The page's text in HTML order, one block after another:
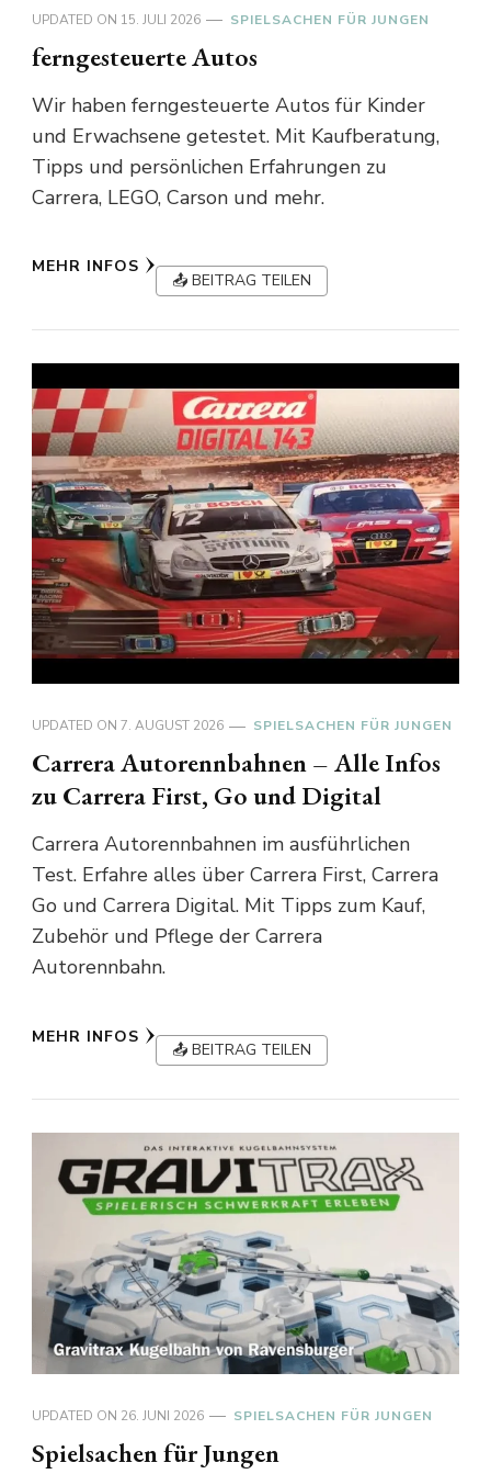
UPDATED ON 15. JULI 2026 SPIELSACHEN FÜR JUNGEN
ferngesteuerte Autos
Wir haben ferngesteuerte Autos für Kinder
und Erwachsene getestet. Mit Kaufberatung,
Tipps und persönlichen Erfahrungen zu
Carrera, LEGO, Carson und mehr.
MEHR INFOS
📤 BEITRAG TEILEN
UPDATED ON 7. AUGUST 2026 SPIELSACHEN FÜR JUNGEN
Carrera Autorennbahnen – Alle Infos
zu Carrera First, Go und Digital
Carrera Autorennbahnen im ausführlichen
Test. Erfahre alles über Carrera First, Carrera
Go und Carrera Digital. Mit Tipps zum Kauf,
Zubehör und Pflege der Carrera
Autorennbahn.
MEHR INFOS
📤 BEITRAG TEILEN
UPDATED ON 26. JUNI 2026 SPIELSACHEN FÜR JUNGEN
Spielsachen für Jungen